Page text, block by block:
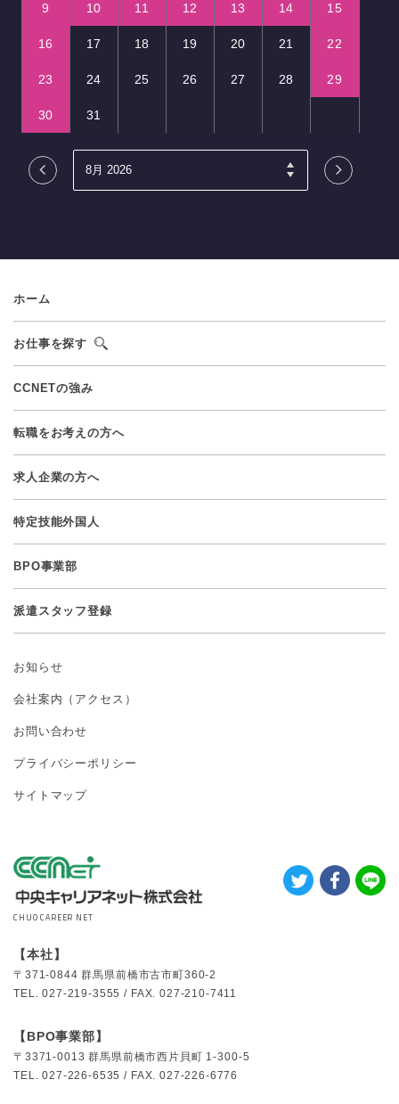
9 10 11 12 13 14 15
16 17 18 19 20 21 22
23 24 25 26 27 28 29
30 31
CHUO CAREER NET
【本社】
〒371-0844 群馬県前橋市古市町360-2
TEL. 027-219-3555 / FAX. 027-210-7411
【BPO事業部】
〒3371-0013 群馬県前橋市西片貝町 1-300-5
TEL. 027-226-6535 / FAX. 027-226-6776
ホーム
お仕事を探す
CCNETの強み
転職をお考えの方へ
求人企業の方へ
特定技能外国人
BPO事業部
派遣スタッフ登録
お知らせ
会社案内（アクセス）
お問い合わせ
プライバシーポリシー
サイトマップ